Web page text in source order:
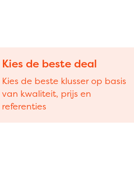
Kies de beste deal
Kies de beste klusser op basis
van kwaliteit, prijs en
referenties